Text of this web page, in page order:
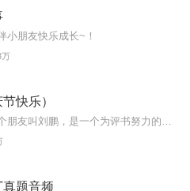
小朋友快乐成长~！
万
快乐）
题音频